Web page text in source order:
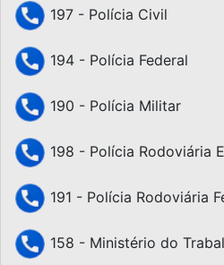
197 - Polícia Civil
194 - Polícia Federal
190 - Polícia Militar
198 - Polícia Rodoviária
191 - Polícia Rodoviária
158 - Ministério do